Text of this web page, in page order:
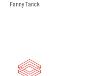
Fanny Tanck